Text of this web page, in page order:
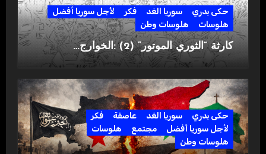
حكى بدري سوريا الغد فكر
لأجل سوريا أفضل
هلوسات
هلوسات وطن
كارثة “الثوري الموتور” (2) :الخوارج…
حكى بدري سوريا الغد عاصفة
فكر
لأجل سوريا أفضل
مجتمع
هلوسات
هلوسات وطن